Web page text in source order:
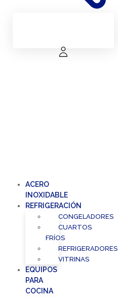
ACERO
INOXIDABLE
REFRIGERACIÓN
CONGELADORES
CUARTOS
FRÍOS
REFRIGERADORES
VITRINAS
EQUIPOS
PARA
COCINA